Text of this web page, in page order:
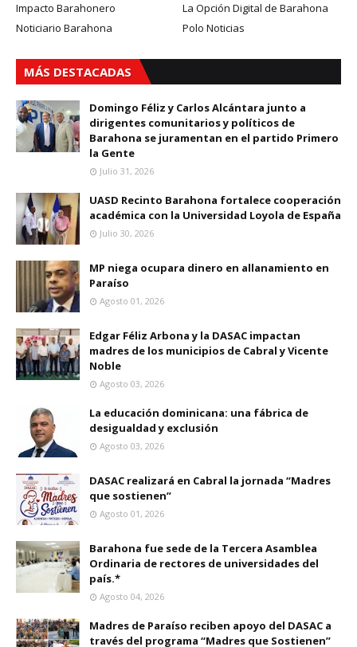
Impacto Barahonero
La Opción Digital de Barahona
Noticiario Barahona
Polo Noticias
MÁS DESTACADAS
Domingo Féliz y Carlos Alcántara junto a
dirigentes comunitarios y políticos de
Barahona se juramentan en el partido Primero
la Gente
Julio 31, 2026
UASD Recinto Barahona fortalece cooperación
académica con la Universidad Loyola de España
Julio 30, 2026
MP niega ocupara dinero en allanamiento en
Paraíso
Agosto 01, 2026
Edgar Féliz Arbona y la DASAC impactan
madres de los municipios de Cabral y Vicente
Noble
Agosto 03, 2026
La educación dominicana: una fábrica de
desigualdad y exclusión
Agosto 03, 2026
DASAC realizará en Cabral la jornada “Madres
que sostienen”
Agosto 01, 2026
Barahona fue sede de la Tercera Asamblea
Ordinaria de rectores de universidades del
país.*
Agosto 04, 2026
Madres de Paraíso reciben apoyo del DASAC a
través del programa “Madres que Sostienen”